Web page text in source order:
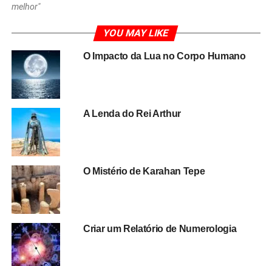
melhor"
YOU MAY LIKE
O Impacto da Lua no Corpo Humano
A Lenda do Rei Arthur
O Mistério de Karahan Tepe
Criar um Relatório de Numerologia